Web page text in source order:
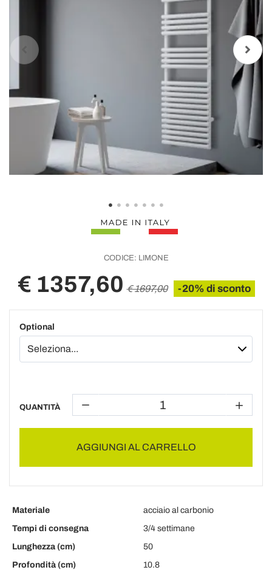
CODICE: LIMONE
€ 1357,60 € 1697,00 -20% di sconto
Optional
QUANTITÀ
AGGIUNGI AL CARRELLO
Materiale
acciaio al carbonio
Tempi di consegna
3/4 settimane
Lunghezza (cm)
50
Profondità (cm)
10.8